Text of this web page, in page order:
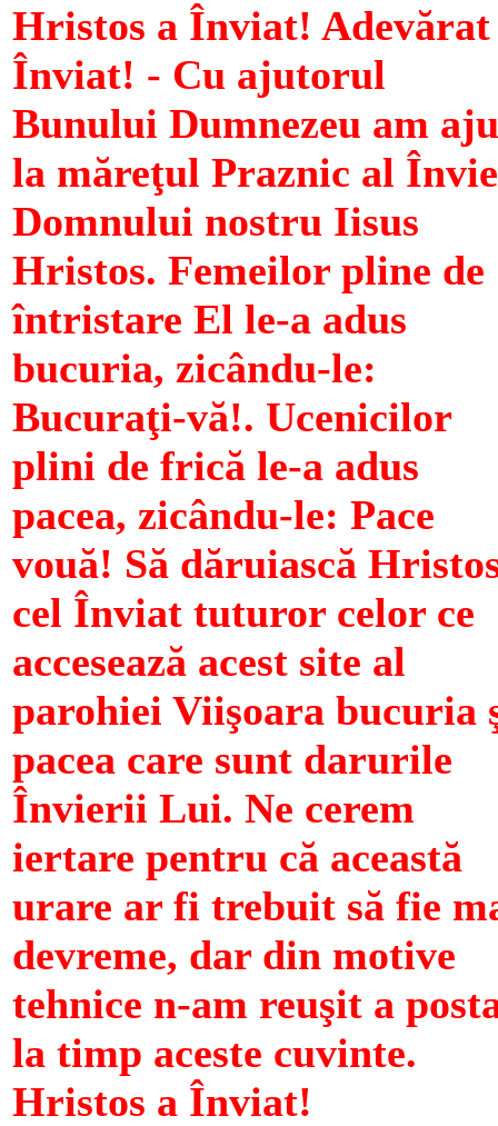
Hristos a Înviat! Adevărat
Înviat! - Cu ajutorul
Bunului Dumnezeu am
la măreţul Praznic al
Domnului nostru Iisus
Hristos. Femeilor pline de
întristare El le-a adus
bucuria, zicându-le:
Bucuraţi-vă!. Ucenicilor
plini de frică le-a adus
pacea, zicându-le: Pace
vouă! Să dăruiască
cel Înviat tuturor celor ce
accesează acest site al
parohiei Viişoara bucuria
pacea care sunt darurile
Învierii Lui. Ne cerem
iertare pentru că această
urare ar fi trebuit să fie
devreme, dar din motive
tehnice n-am reuşit a
la timp aceste cuvinte.
Hristos a Înviat!